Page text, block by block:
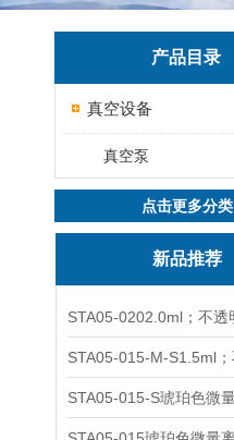
产品目录
真空设备
真空泵
点击更多分类
新品推荐